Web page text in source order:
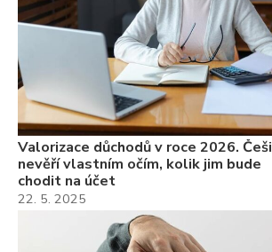
Valorizace důchodů v roce 2026. Češi
nevěří vlastním očím, kolik jim bude
chodit na účet
22. 5. 2025